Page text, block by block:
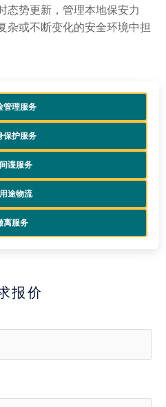
态势更新，管理本地保安力
杂或不断变化的安全环境中担
管理服务
保护服务
谍服务
途物流
离服务
报价